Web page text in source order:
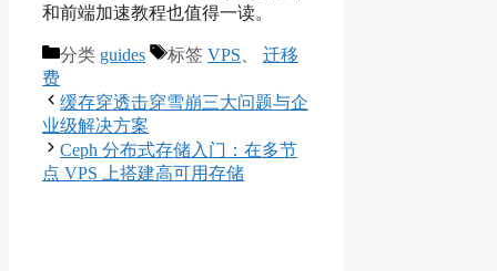
和前端加速教程也值得一读。
分类 guides 标签 VPS
迁移
费
缓存穿透击穿雪崩三大问题与企
业级解决方案
Ceph 分布式存储入门：在多节
点 VPS 上搭建高可用存储